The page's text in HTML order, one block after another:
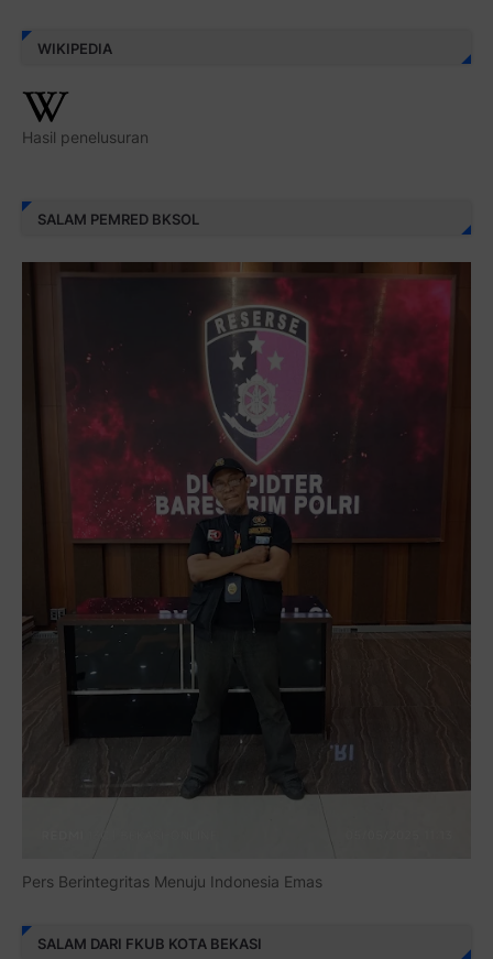
WIKIPEDIA
Hasil penelusuran
SALAM PEMRED BKSOL
Pers Berintegritas Menuju Indonesia Emas
SALAM DARI FKUB KOTA BEKASI